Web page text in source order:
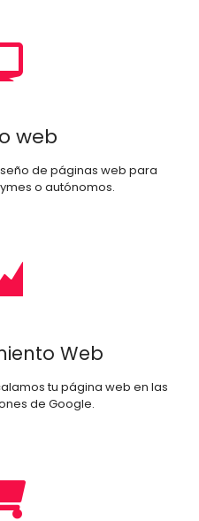
web
de páginas web para
o autónomos.
Web
tu página web en las
de Google.